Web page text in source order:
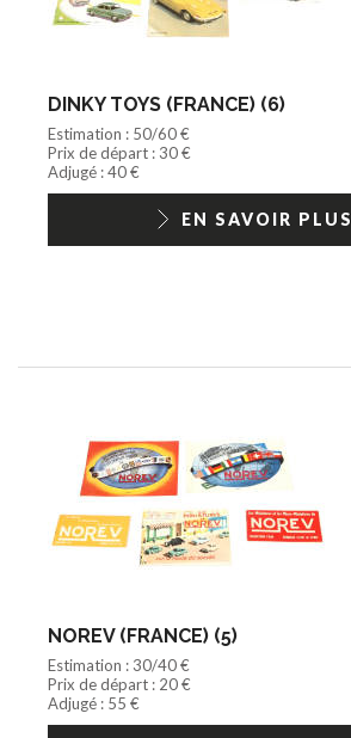
DINKY TOYS (FRANCE) (6)
Estimation : 50/60 €
Prix de départ : 30 €
Adjugé : 40 €
EN SAVOIR PLUS
NOREV (FRANCE) (5)
Estimation : 30/40 €
Prix de départ : 20 €
Adjugé : 55 €